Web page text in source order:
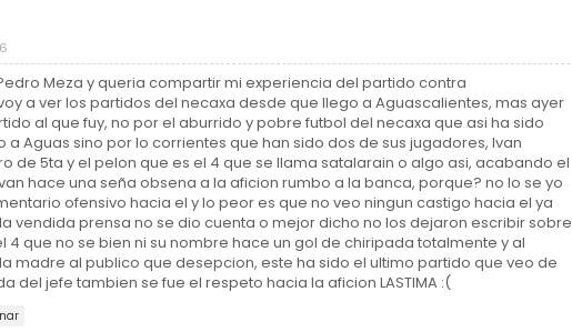
Meza y queria compartir mi experiencia del partido contra
a ver los partidos del necaxa desde que llego a Aguascalientes, mas ayer
al que fuy, no por el aburrido y pobre futbol del necaxa que asi ha sido
a Aguas sino por lo corrientes que han sido dos de sus jugadores, Ivan
de 5ta y el pelon que es el 4 que se llama satalarain o algo asi, acabando el
hace una seña obsena a la aficion rumbo a la banca, porque? no lo se yo
ofensivo hacia el y lo peor es que no veo ningun castigo hacia el ya
vendida prensa no se dio cuenta o mejor dicho no los dejaron escribir sobre
4 que no se bien ni su nombre hace un gol de chiripada totalmente y al
madre al publico que desepcion, este ha sido el ultimo partido que veo de
del jefe tambien se fue el respeto hacia la aficion LASTIMA :(